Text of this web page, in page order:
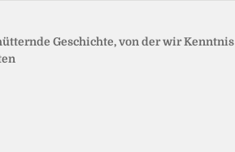
Geschichte, von der wir Kenntnis